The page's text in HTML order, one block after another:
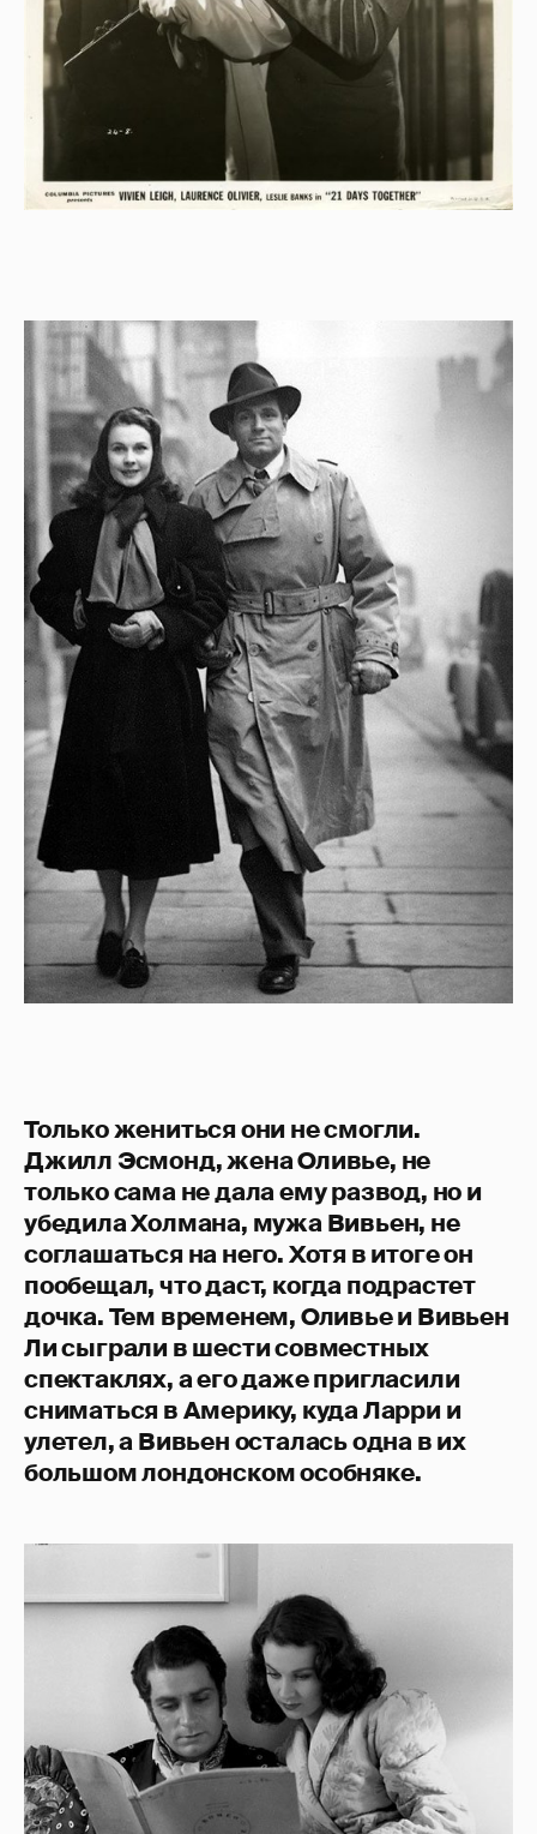
Только жениться они не смогли.
Джилл Эсмонд, жена Оливье, не
только сама не дала ему развод, но и
убедила Холмана, мужа Вивьен, не
соглашаться на него. Хотя в итоге он
пообещал, что даст, когда подрастет
дочка. Тем временем, Оливье и Вивьен
Ли сыграли в шести совместных
спектаклях, а его даже пригласили
сниматься в Америку, куда Ларри и
улетел, а Вивьен осталась одна в их
большом лондонском особняке.